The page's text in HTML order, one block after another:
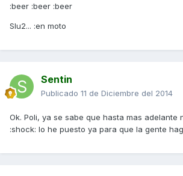
:beer :beer :beer
Slu2... :en moto
Sentin
Publicado 11 de Diciembre del 2014
Ok. Poli, ya se sabe que hasta mas adelante
:shock: lo he puesto ya para que la gente